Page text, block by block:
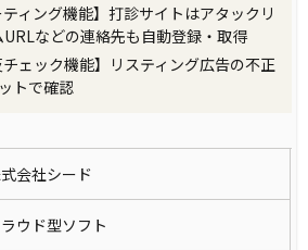
ティング機能】打診サイトはアタックリ
などの連絡先も自動登録・取得
チェック機能】リスティング広告の不正
トで確認
会社シード
ウド型ソフト